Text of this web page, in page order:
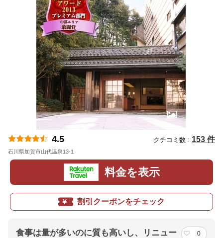
4.5 クチコミ数 : 153 件
石川県加賀市山代温泉13-1
料金を表示
割引クーポンをチェック
食事は量が多いのに質も高いし、リニュー
0